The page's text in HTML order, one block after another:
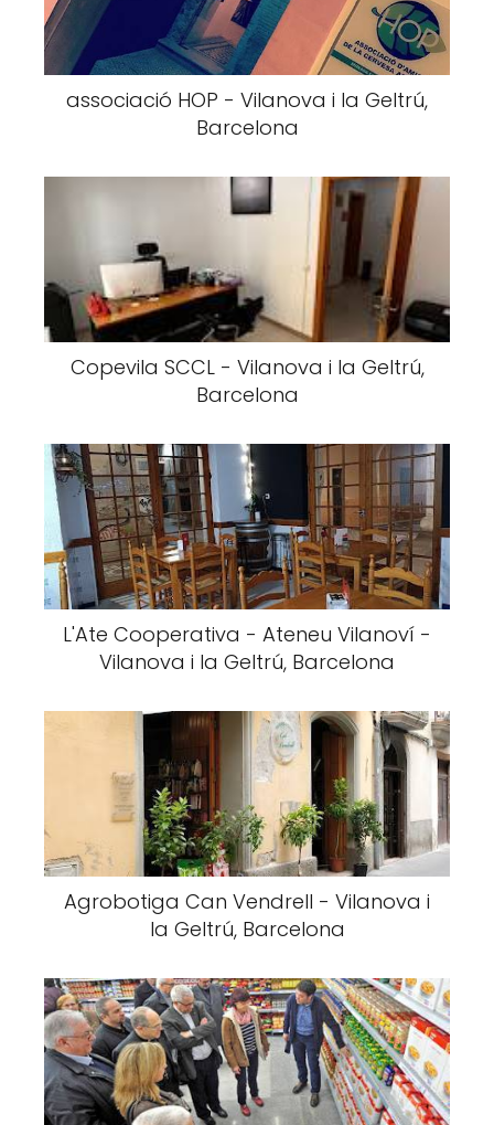
associació HOP - Vilanova i la Geltrú,
Barcelona
Copevila SCCL - Vilanova i la Geltrú,
Barcelona
L'Ate Cooperativa - Ateneu Vilanoví -
Vilanova i la Geltrú, Barcelona
Agrobotiga Can Vendrell - Vilanova i
la Geltrú, Barcelona